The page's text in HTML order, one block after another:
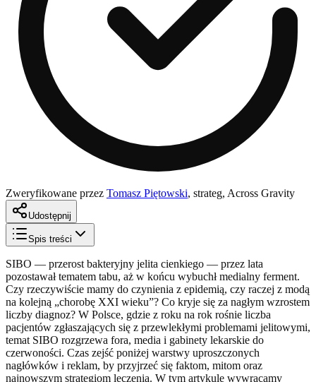
Zweryfikowane przez Tomasz Piętowski, strateg, Across Gravity
Udostępnij
Spis treści
SIBO — przerost bakteryjny jelita cienkiego — przez lata
pozostawał tematem tabu, aż w końcu wybuchł medialny ferment.
Czy rzeczywiście mamy do czynienia z epidemią, czy raczej z modą
na kolejną „chorobę XXI wieku”? Co kryje się za nagłym wzrostem
liczby diagnoz? W Polsce, gdzie z roku na rok rośnie liczba
pacjentów zgłaszających się z przewlekłymi problemami jelitowymi,
temat SIBO rozgrzewa fora, media i gabinety lekarskie do
czerwoności. Czas zejść poniżej warstwy uproszczonych
nagłówków i reklam, by przyjrzeć się faktom, mitom oraz
najnowszym strategiom leczenia. W tym artykule wywracamy